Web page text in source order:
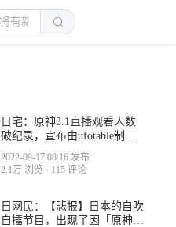
日宅：原神3.1直播观看人数
破纪录，宣布由ufotable制作
动画，霸权来了
2022-09-17 08:16 发布
2.1万 浏览 · 115 评论
日网民：【悲报】日本的自吹
自擂节目，出现了因「原神」